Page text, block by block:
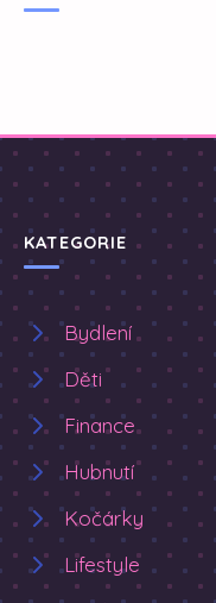
KATEGORIE
Bydlení
Děti
Finance
Hubnutí
Kočárky
Lifestyle